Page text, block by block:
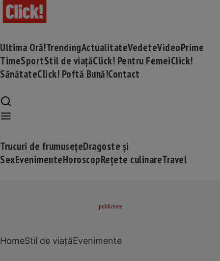
Ultima Oră!TrendingActualitateVedeteVideoPrime
TimeSportStil de viațăClick! Pentru FemeiClick!
SănătateClick! Poftă Bună!Contact
Trucuri de frumusețeDragoste și
SexEvenimenteHoroscopRețete culinareTravel
HomeStil de viațăEvenimente